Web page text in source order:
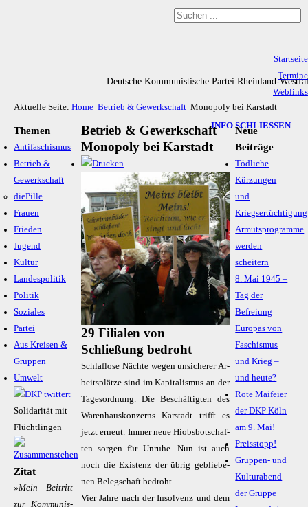
Deutsche Kommunistische Partei Rheinland-
Startseite
Termine
Weblinks
Impressum & Datenschutz
Aktuelle Seite: Home Betrieb & Gewerkschaft Monopoly bei Karstadt
Themen
Antifaschismus
Betrieb &
Gewerkschaft
diePille
Frauen
Frieden
Jugend
Kultur
Landespolitik
Politik
Soziales
Partei
Aus Kreisen &
Gruppen
Umwelt
Solidarität mit
Flüchtlingen
Zitat
»Mein Bei­tritt
zur Kom­mu­nis­
Betrieb & Gewerkschaft
Monopoly bei Karstadt
29 Filialen von
Schließung bedroht
Schlaf­lo­se Näch­te we­gen un­si­che­rer Ar­
beits­plät­ze sind im Ka­pi­ta­lis­mus an der
Ta­ges­ord­nung. Die Be­schäf­tig­ten des
Wa­ren­haus­kon­zerns Kar­stadt trifft es
jetzt er­neut. Im­mer neue Hi­obs­bot­schaf­
ten sor­gen für Un­ru­he. Nun ist auch
noch die Exis­tenz der üb­rig ge­blie­be­
nen Be­leg­schaft be­droht.
Vier Jah­re nach der In­sol­venz und dem
INFO SCHLIESSEN
Neue
Beiträge
Tödliche
Kürzungen
und
Kriegsertüchtigung
Armutsprogramme
werden
scheitern
8. Mai 1945 –
Tag der
Befreiung
Europas von
Faschismus
und Krieg –
und heute?
Rote Maifeier
der DKP Köln
am 9. Mai!
Preisstopp!
Gruppen- und
Kulturabend
der Gruppe